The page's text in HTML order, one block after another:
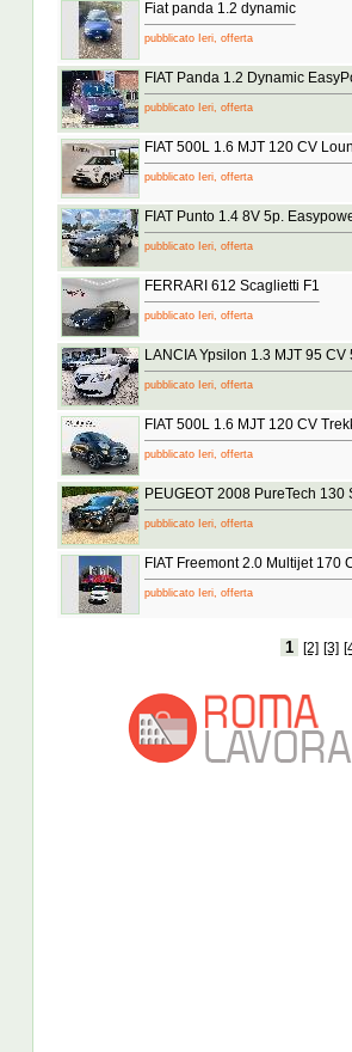
Fiat panda 1.2 dynamic
pubblicato Ieri, offerta
FIAT Panda 1.2 Dynamic
pubblicato Ieri, offerta
FIAT 500L 1.6 MJT 120 CV
pubblicato Ieri, offerta
FIAT Punto 1.4 8V 5p.
pubblicato Ieri, offerta
FERRARI 612 Scaglietti F1
pubblicato Ieri, offerta
LANCIA Ypsilon 1.3 MJT 95 CV
pubblicato Ieri, offerta
FIAT 500L 1.6 MJT 120 CV
pubblicato Ieri, offerta
PEUGEOT 2008 PureTech 130
pubblicato Ieri, offerta
FIAT Freemont 2.0 Multijet 170
pubblicato Ieri, offerta
1 [2] [3]